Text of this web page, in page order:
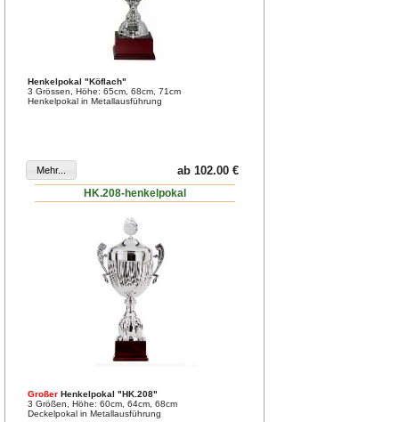
Henkelpokal "Köflach"
3 Grössen, Höhe: 65cm, 68cm, 71cm
Henkelpokal in Metallausführung
ab 102.00 €
HK.208-henkelpokal
Großer Henkelpokal "HK.208"
3 Größen, Höhe: 60cm, 64cm, 68cm
Deckelpokal in Metallausführung